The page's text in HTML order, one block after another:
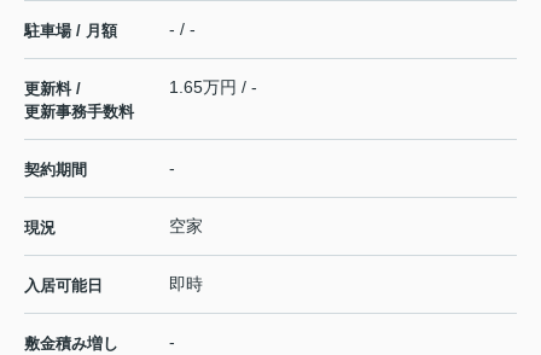
駐車場 / 月額 - / -
更新料 /
更新事務手数料
1.65万円 / -
契約期間 -
現況 空家
入居可能日 即時
敷金積み増し -